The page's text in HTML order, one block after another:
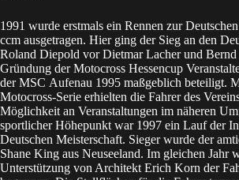
1991 wurde erstmals ein Rennen zur
ccm ausgetragen. Hier ging der Sieg an den
Roland Diepold vor Dietmar Lacher und
Gründung der Motocross Hessencup
der MSC Aufenau 1995 maßgeblich beteiligt.
Motocross-Serie erhielten die Fahrer des
Möglichkeit an Veranstaltungen im näheren
sportlicher Höhepunkt war 1997 ein Lauf der
Deutschen Meisterschaft. Sieger wurde der
Shane King aus Neuseeland. Im gleichen Jahr
Unterstützung von Architekt Erich Korn der